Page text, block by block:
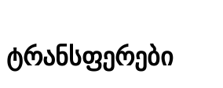
ტრანსფერები